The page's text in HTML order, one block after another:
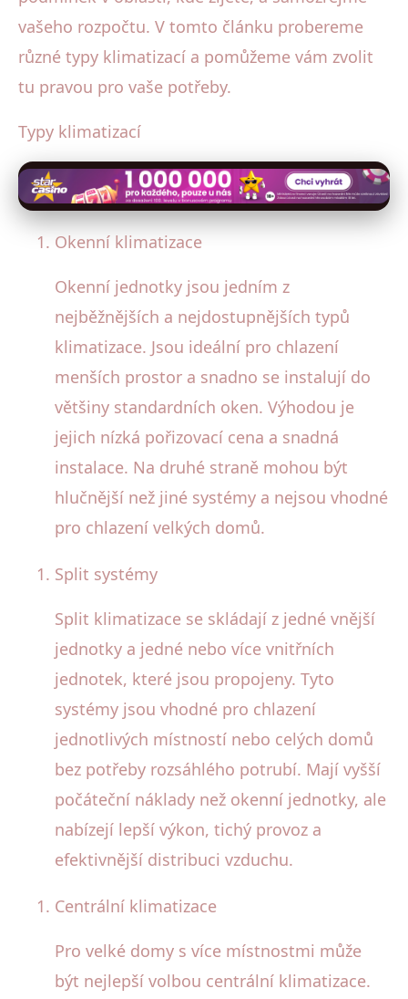
vašeho rozpočtu. V tomto článku probereme
různé typy klimatizací a pomůžeme vám zvolit
tu pravou pro vaše potřeby.
Typy klimatizací
Okenní klimatizace
Okenní jednotky jsou jedním z
nejběžnějších a nejdostupnějších typů
klimatizace. Jsou ideální pro chlazení
menších prostor a snadno se instalují do
většiny standardních oken. Výhodou je
jejich nízká pořizovací cena a snadná
instalace. Na druhé straně mohou být
hlučnější než jiné systémy a nejsou vhodné
pro chlazení velkých domů.
Split systémy
Split klimatizace se skládají z jedné vnější
jednotky a jedné nebo více vnitřních
jednotek, které jsou propojeny. Tyto
systémy jsou vhodné pro chlazení
jednotlivých místností nebo celých domů
bez potřeby rozsáhlého potrubí. Mají vyšší
počáteční náklady než okenní jednotky, ale
nabízejí lepší výkon, tichý provoz a
efektivnější distribuci vzduchu.
Centrální klimatizace
Pro velké domy s více místnostmi může
být nejlepší volbou centrální klimatizace.